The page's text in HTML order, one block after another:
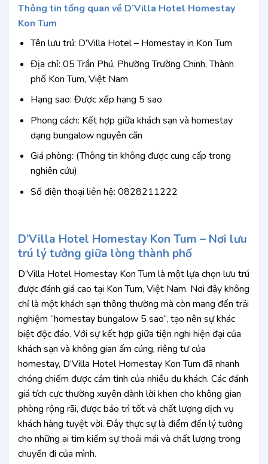
Thông tin tổng quan về D’Villa Hotel Homestay
Kon Tum
Tên lưu trú: D’Villa Hotel – Homestay in Kon Tum
Địa chỉ: 05 Trần Phú, Phường Trường Chinh, Thành
phố Kon Tum, Việt Nam
Hạng sao: Được xếp hạng 5 sao
Phong cách: Kết hợp giữa khách sạn và homestay
dạng bungalow nguyên căn
Giá phòng: (Thông tin không được cung cấp trong
nghiên cứu)
Số điện thoại liên hệ: 0828211222
D’Villa Hotel Homestay Kon Tum – Nơi lưu
trú lý tưởng giữa lòng thành phố
D’Villa Hotel Homestay Kon Tum là một lựa chọn lưu trú
được đánh giá cao tại Kon Tum, Việt Nam. Nơi đây không
chỉ là một khách sạn thông thường mà còn mang đến trải
nghiệm “homestay bungalow 5 sao”, tạo nên sự khác
biệt độc đáo. Với sự kết hợp giữa tiện nghi hiện đại của
khách sạn và không gian ấm cúng, riêng tư của
homestay, D’Villa Hotel Homestay Kon Tum đã nhanh
chóng chiếm được cảm tình của nhiều du khách. Các đánh
giá tích cực thường xuyên dành lời khen cho không gian
phòng rộng rãi, được bảo trì tốt và chất lượng dịch vụ
khách hàng tuyệt vời. Đây thực sự là điểm đến lý tưởng
cho những ai tìm kiếm sự thoải mái và chất lượng trong
chuyến đi của mình.